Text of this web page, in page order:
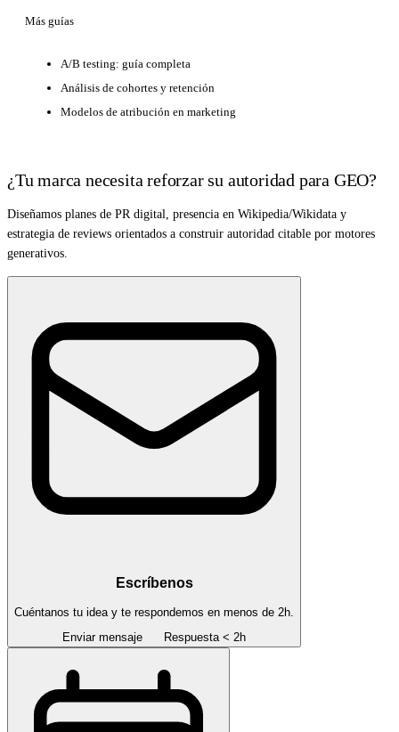
Más guías
A/B testing: guía completa
Análisis de cohortes y retención
Modelos de atribución en marketing
¿Tu marca necesita reforzar su autoridad para GEO?
Diseñamos planes de PR digital, presencia en Wikipedia/Wikidata y
estrategia de reviews orientados a construir autoridad citable por motores
generativos.
Escríbenos
Cuéntanos tu idea y te respondemos en menos de 2h.
Enviar mensaje
Respuesta < 2h